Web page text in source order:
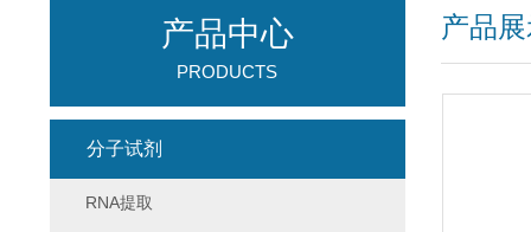
产品
产品中心
PRODUCTS
分子试剂
RNA提取